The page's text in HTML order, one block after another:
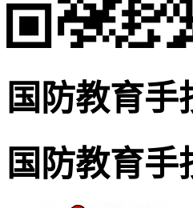
国防教育
国防教育